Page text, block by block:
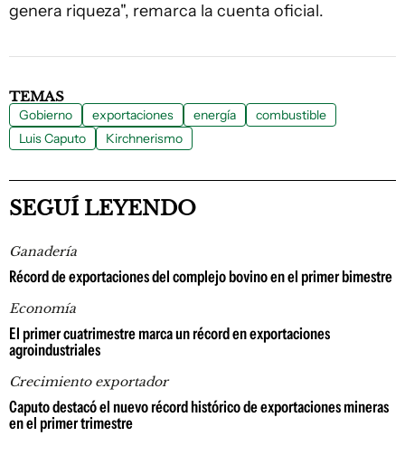
genera riqueza", remarca la cuenta oficial.
TEMAS
Gobierno exportaciones energía
combustible
Luis Caputo
Kirchnerismo
SEGUÍ LEYENDO
Ganadería
Récord de exportaciones del complejo bovino en el primer bimestre
Economía
El primer cuatrimestre marca un récord en exportaciones
agroindustriales
Crecimiento exportador
Caputo destacó el nuevo récord histórico de exportaciones mineras
en el primer trimestre